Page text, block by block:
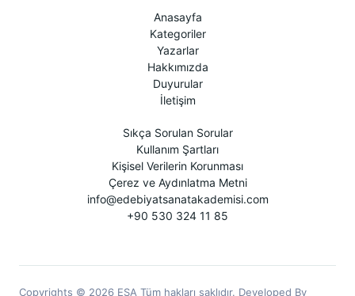
Anasayfa
Kategoriler
Yazarlar
Hakkımızda
Duyurular
İletişim
Sıkça Sorulan Sorular
Kullanım Şartları
Kişisel Verilerin Korunması
Çerez ve Aydınlatma Metni
info@edebiyatsanatakademisi.com
+90 530 324 11 85
Copyrights © 2026 ESA Tüm hakları saklıdır. Developed By